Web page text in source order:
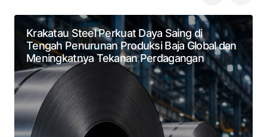
Krakatau Steel Perkuat Daya Saing di
Tengah Penurunan Produksi Baja Global dan
Meningkatnya Tekanan Perdagangan